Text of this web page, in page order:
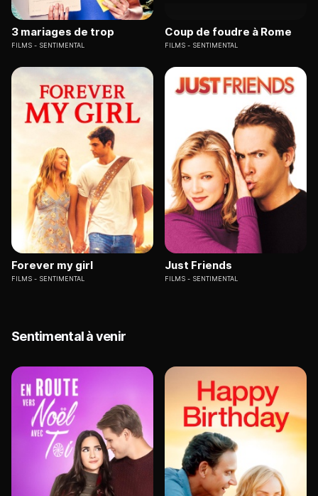
3 mariages de trop
FILMS SENTIMENTAL
Coup de foudre à Rome
FILMS SENTIMENTAL
Forever my girl
FILMS SENTIMENTAL
Just Friends
FILMS SENTIMENTAL
Sentimental à venir